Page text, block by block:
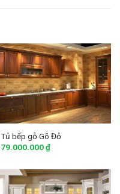
Tủ bếp gỗ Gõ Đỏ
79.000.000₫